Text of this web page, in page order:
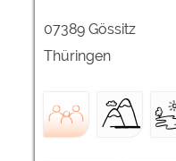
07389 Gössitz
Thüringen